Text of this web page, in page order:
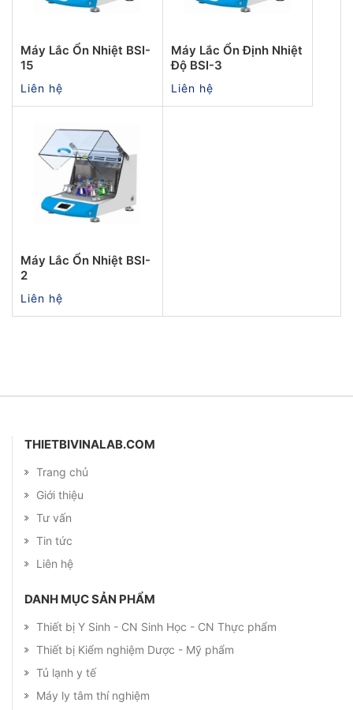
Máy Lắc Ổn Nhiệt BSI-
15
Liên hệ
Máy Lắc Ổn Định Nhiệt
Độ BSI-3
Liên hệ
Máy Lắc Ổn Nhiệt BSI-
2
Liên hệ
THIETBIVINALAB.COM
Trang chủ
Giới thiệu
Tư vấn
Tin tức
Liên hệ
DANH MỤC SẢN PHẨM
Thiết bị Y Sinh - CN Sinh Học - CN Thực phẩm
Thiết bị Kiểm nghiệm Dược - Mỹ phẩm
Tủ lạnh y tế
Máy ly tâm thí nghiệm